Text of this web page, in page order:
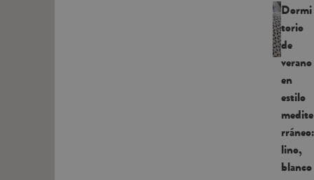
Dormi
torio
de
verano
en
estilo
medite
rráneo:
lino,
blanco